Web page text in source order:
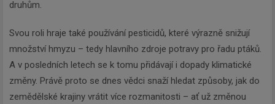
druhům.
Svou roli hraje také používání pesticidů, které výrazně snižují
množství hmyzu – tedy hlavního zdroje potravy pro řadu ptáků.
A v posledních letech se k tomu přidávají i dopady klimatické
změny. Právě proto se dnes vědci snaží hledat způsoby, jak do
zemědělské krajiny vrátit více rozmanitosti – ať už změnou